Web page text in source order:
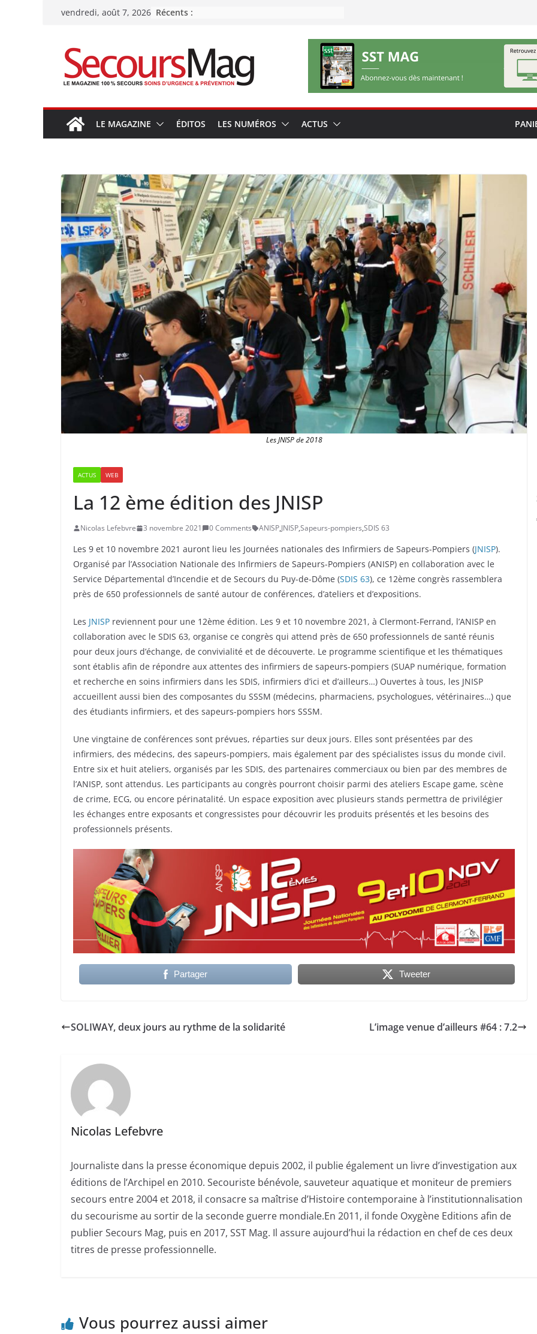
Passervendredi, août 7, 2026 Récents :
LE MAGAZINE ÉDITOS LES NUMÉROS ACTUS
Les JNISP de 2018
ACTUS WEB
La 12 ème édition des JNISP
Nicolas Lefebvre 3 novembre 2021 0 Comments ANISP,JNISP,Sapeurs-pompiers,SDIS 63
Les 9 et 10 novembre 2021 auront lieu les Journées nationales des Infirmiers de Sapeurs-Pompiers (JNISP).
Organisé par l’Association Nationale des Infirmiers de Sapeurs-Pompiers (ANISP) en collaboration avec le
Service Départemental d’Incendie et de Secours du Puy-de-Dôme (SDIS 63), ce 12ème congrès rassemblera
près de 650 professionnels de santé autour de conférences, d’ateliers et d’expositions.
Les JNISP reviennent pour une 12ème édition. Les 9 et 10 novembre 2021, à Clermont-Ferrand, l’ANISP en
collaboration avec le SDIS 63, organise ce congrès qui attend près de 650 professionnels de santé réunis
pour deux jours d’échange, de convivialité et de découverte. Le programme scientifique et les thématiques
sont établis afin de répondre aux attentes des infirmiers de sapeurs-pompiers (SUAP numérique, formation
et recherche en soins infirmiers dans les SDIS, infirmiers d’ici et d’ailleurs…) Ouvertes à tous, les JNISP
accueillent aussi bien des composantes du SSSM (médecins, pharmaciens, psychologues, vétérinaires…) que
des étudiants infirmiers, et des sapeurs-pompiers hors SSSM.
Une vingtaine de conférences sont prévues, réparties sur deux jours. Elles sont présentées par des
infirmiers, des médecins, des sapeurs-pompiers, mais également par des spécialistes issus du monde civil.
Entre six et huit ateliers, organisés par les SDIS, des partenaires commerciaux ou bien par des membres de
l’ANISP, sont attendus. Les participants au congrès pourront choisir parmi des ateliers Escape game, scène
de crime, ECG, ou encore périnatalité. Un espace exposition avec plusieurs stands permettra de privilégier
les échanges entre exposants et congressistes pour découvrir les produits présentés et les besoins des
professionnels présents.
Partager Tweeter
SOLIWAY, deux jours au rythme de la solidarité L’image venue d’ailleurs #64 : 7.2
Nicolas Lefebvre
Journaliste dans la presse économique depuis 2002, il publie également un livre d’investigation aux
éditions de l’Archipel en 2010. Secouriste bénévole, sauveteur aquatique et moniteur de premiers
secours entre 2004 et 2018, il consacre sa maîtrise d’Histoire contemporaine à l’institutionnalisation
du secourisme au sortir de la seconde guerre mondiale.En 2011, il fonde Oxygène Editions afin de
publier Secours Mag, puis en 2017, SST Mag. Il assure aujourd’hui la rédaction en chef de ces deux
titres de presse professionnelle.
Vous pourrez aussi aimer